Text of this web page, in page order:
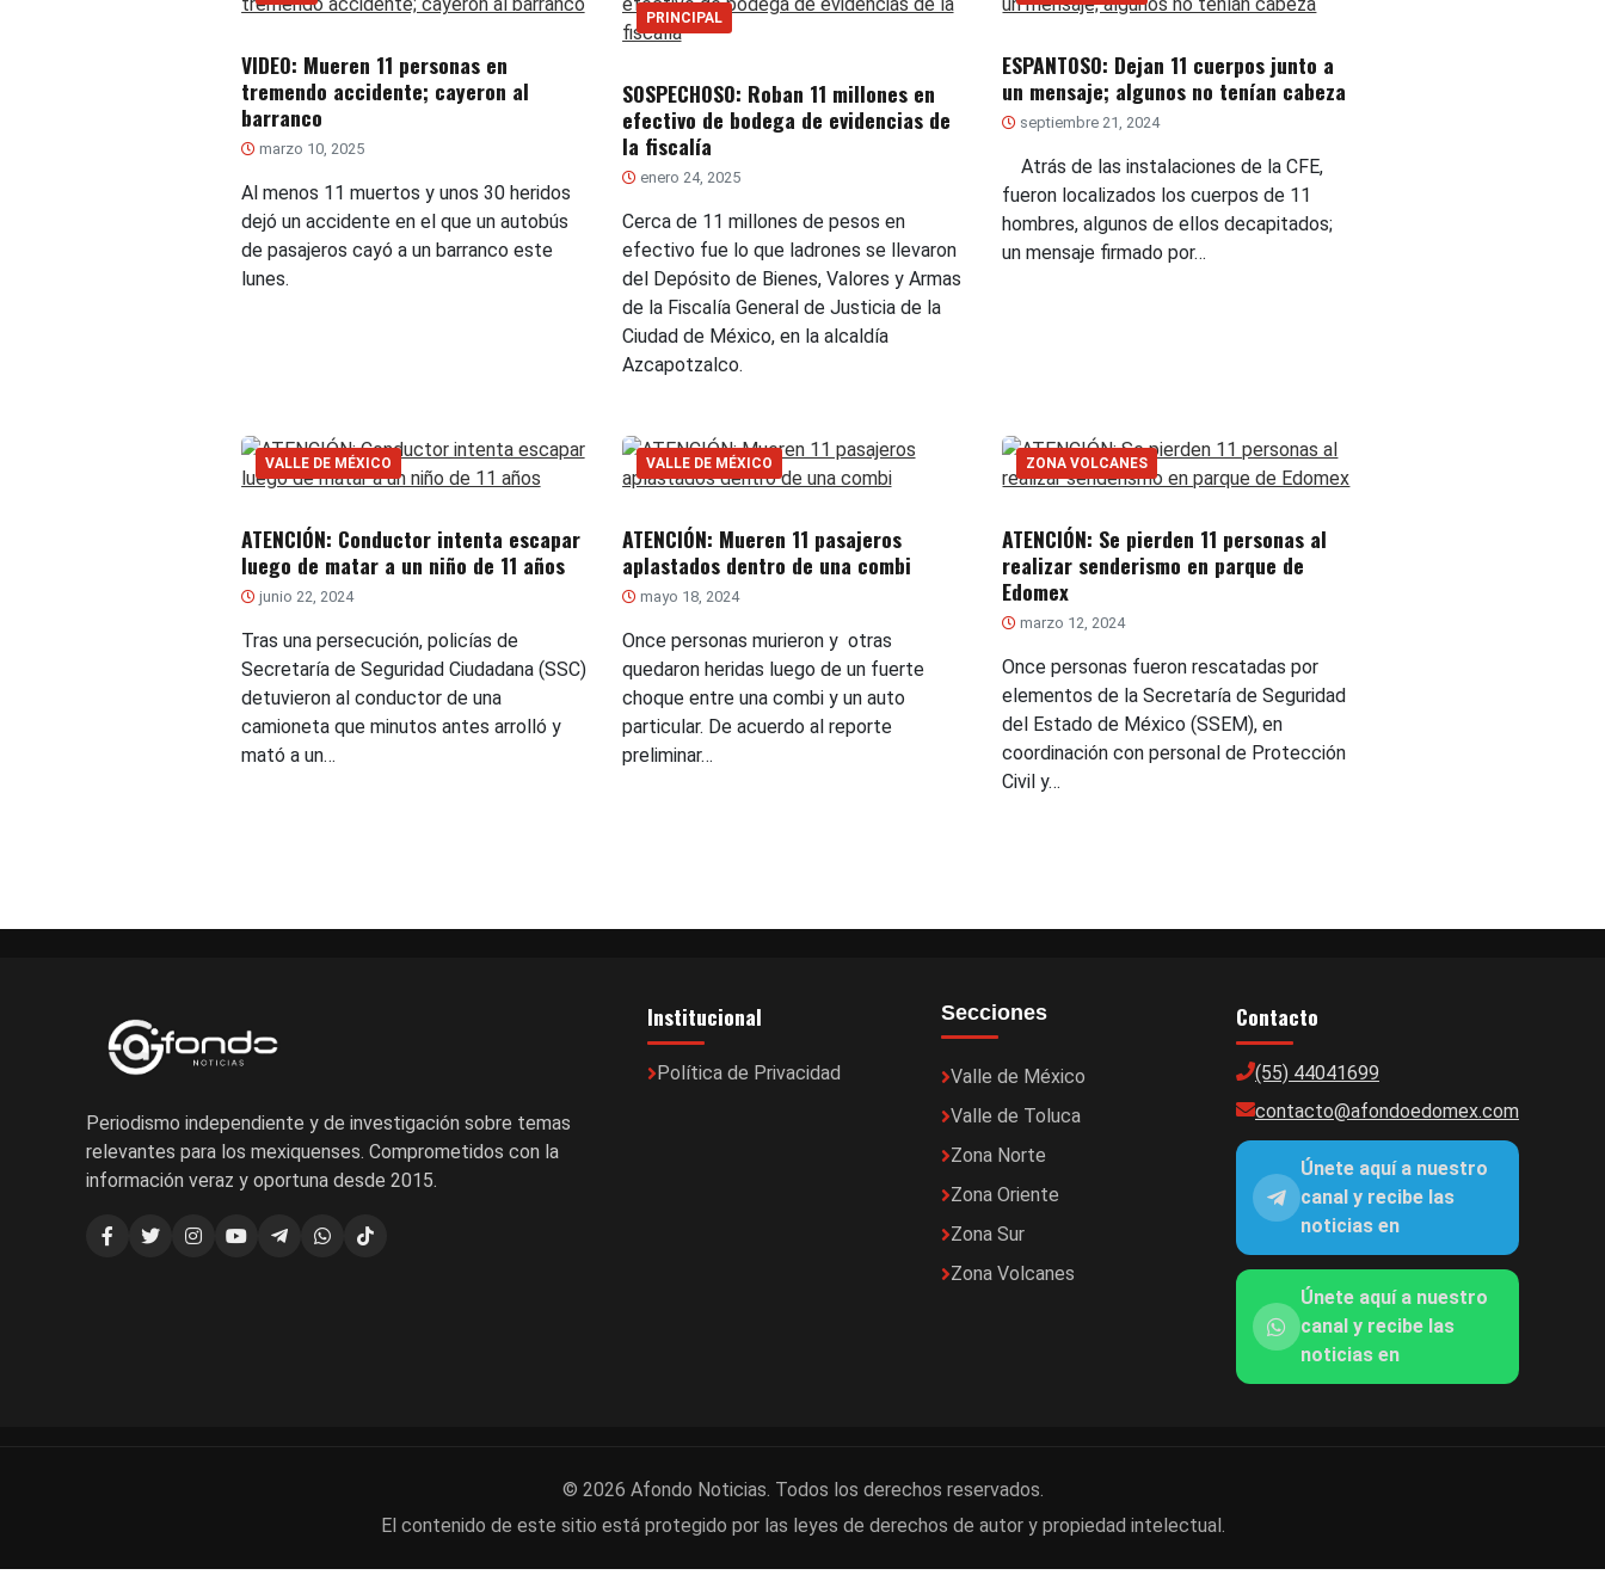
VIDEO: Mueren 11 personas en
tremendo accidente; cayeron al
barranco
marzo 10, 2025
Al menos 11 muertos y unos 30 heridos
dejó un accidente en el que un autobús
de pasajeros cayó a un barranco este
lunes.
PRINCIPAL
SOSPECHOSO: Roban 11 millones en
efectivo de bodega de evidencias de
la fiscalía
enero 24, 2025
Cerca de 11 millones de pesos en
efectivo fue lo que ladrones se llevaron
del Depósito de Bienes, Valores y Armas
de la Fiscalía General de Justicia de la
Ciudad de México, en la alcaldía
Azcapotzalco.
ESPANTOSO: Dejan 11 cuerpos junto a
un mensaje; algunos no tenían cabeza
septiembre 21, 2024
Atrás de las instalaciones de la CFE,
fueron localizados los cuerpos de 11
hombres, algunos de ellos decapitados;
un mensaje firmado por…
VALLE DE MÉXICO
ATENCIÓN: Conductor intenta escapar
luego de matar a un niño de 11 años
junio 22, 2024
Tras una persecución, policías de
Secretaría de Seguridad Ciudadana (SSC)
detuvieron al conductor de una
camioneta que minutos antes arrolló y
mató a un…
VALLE DE MÉXICO
ATENCIÓN: Mueren 11 pasajeros
aplastados dentro de una combi
mayo 18, 2024
Once personas murieron y otras
quedaron heridas luego de un fuerte
choque entre una combi y un auto
particular. De acuerdo al reporte
preliminar…
ZONA VOLCANES
ATENCIÓN: Se pierden 11 personas al
realizar senderismo en parque de
Edomex
marzo 12, 2024
Once personas fueron rescatadas por
elementos de la Secretaría de Seguridad
del Estado de México (SSEM), en
coordinación con personal de Protección
Civil y…
Periodismo independiente y de investigación sobre temas
relevantes para los mexiquenses. Comprometidos con la
información veraz y oportuna desde 2015.
Institucional
Política de Privacidad
Secciones
Valle de México
Valle de Toluca
Zona Norte
Zona Oriente
Zona Sur
Zona Volcanes
Contacto
(55) 44041699
contacto@afondoedomex.com
Únete aquí a nuestro
canal y recibe las
noticias en
Únete aquí a nuestro
canal y recibe las
noticias en
© 2026 Afondo Noticias. Todos los derechos reservados.
El contenido de este sitio está protegido por las leyes de derechos de autor y propiedad intelectual.